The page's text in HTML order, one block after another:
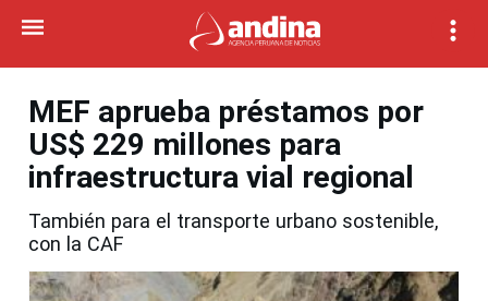
MEF aprueba préstamos por
US$ 229 millones para
infraestructura vial regional
También para el transporte urbano sostenible,
con la CAF